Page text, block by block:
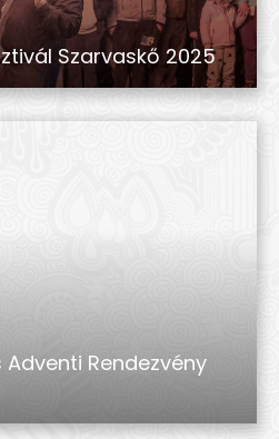
Szarvaskő 2025
Rendezvény